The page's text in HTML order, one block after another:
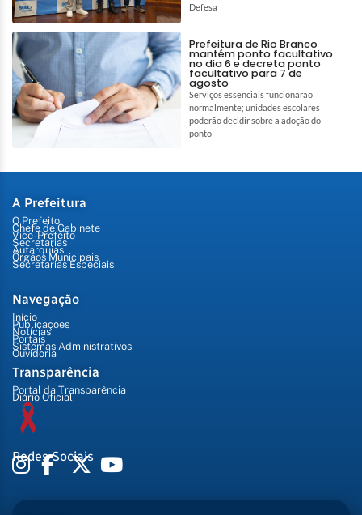
Defesa
Prefeitura de Rio Branco
mantém ponto facultativo
no dia 6 e decreta ponto
facultativo para 7 de
agosto
Serviços essenciais funcionarão
normalmente; unidades escolares
poderão decidir sobre a adoção do
ponto
A Prefeitura
O Prefeito
Chefe de Gabinete
Vice-Prefeito
Secretarias
Autarquias
Órgãos Municipais
Secretarias Especiais
Navegação
Início
Publicações
Notícias
Portais
Sistemas Administrativos
Ouvidoria
Transparência
Portal da Transparência
Diário Oficial
Redes Sociais